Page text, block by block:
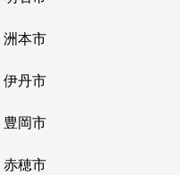
洲本市
伊丹市
豊岡市
赤穂市